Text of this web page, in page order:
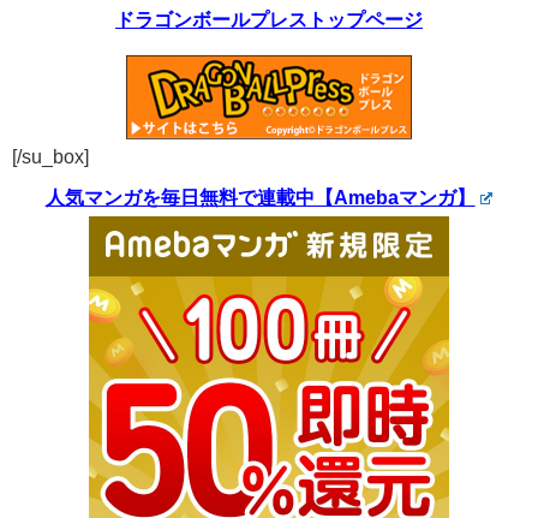
ドラゴンボールプレストップページ
[/su_box]
人気マンガを毎日無料で連載中【Amebaマンガ】